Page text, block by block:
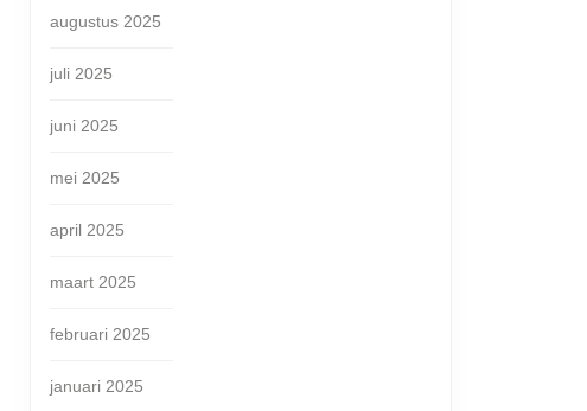
augustus 2025
juli 2025
juni 2025
mei 2025
april 2025
maart 2025
februari 2025
januari 2025